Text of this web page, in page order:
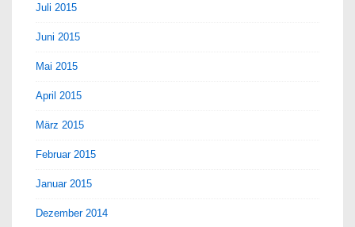
Juli 2015
Juni 2015
Mai 2015
April 2015
März 2015
Februar 2015
Januar 2015
Dezember 2014